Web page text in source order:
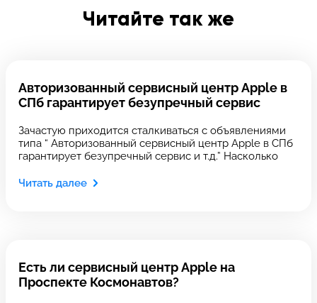
Читайте так же
Авторизованный сервисный центр Apple в
СПб гарантирует безупречный сервис
Зачастую приходится сталкиваться с объявлениями
типа “ Авторизованный сервисный центр Apple в СПб
гарантирует безупречный сервис и т.д.” Насколько
Читать далее
Есть ли сервисный центр Apple на
Проспекте Космонавтов?
Отправить
Введите имя
Введите телефон
Введите номер договора